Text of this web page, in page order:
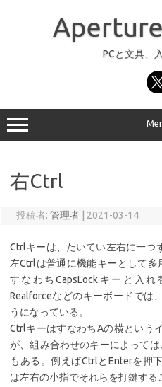
PCと文具、
右Ctrl
投稿者: 管理者 2021-03-14
Ctrlキーは、たいてい左右に一つ
左Ctrlは普通に機能キーとして多
すなわちCapsLockキーと入
Realforceなどのキーボードでは
うになっている。
CtrlキーはすなわちAの横という
が、組み合わせのキーによって
もある。例えばCtrlとEnterを押
は左右の小指でそれらを打鍵す